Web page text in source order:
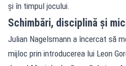
și în timpul jocului.
Schimbări, disciplină și
Julian Nagelsmann a încercat să
mijloc prin introducerea lui Leon